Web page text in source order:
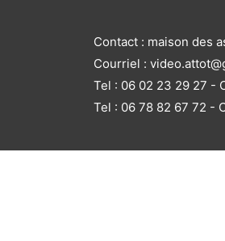
Contact : maison des
Courriel :
Tel : 06 02 23 29 27 -
Tel : 06 78 82 67 72 -